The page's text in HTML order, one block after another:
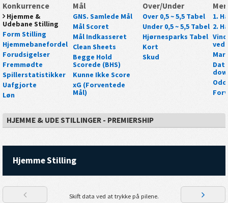
Konkurrence
Hjemme &
Udebane Stilling
Form Stilling
Hjemmebanefordel
Forudsigelser
Fremmødte
Spillerstatistikker
Uafgjorte
Løn
Mål
GNS. Samlede Mål
Mål Scoret
Mål Indkasseret
Clean Sheets
Begge Hold
Scorede (BHS)
Kunne Ikke Score
xG (Forventede
Mål)
Over/Under
Over 0,5 ~ 5,5 Tabel
Under 0,5 ~ 5,5 Tabel
Hjørnesparks Tabel
Kort
Skud
1.
2.
ved
HJEMME & UDE STILLINGER - PREMIERSHIP
Hjemme Stilling
Skift data ved at trykke på pilene.